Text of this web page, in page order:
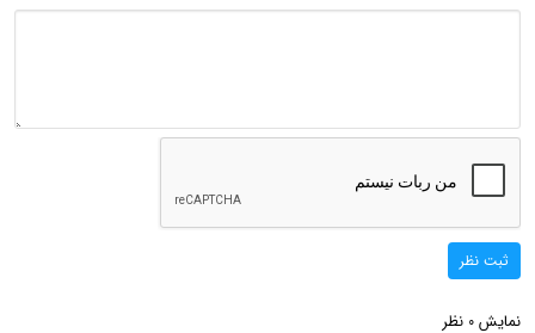
ثبت نظر
نمایش 0 نظر